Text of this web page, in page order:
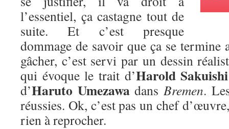
l’essentiel, ça castagne tout de
suite. Et c’est presque
dommage de savoir que ça se
gâcher, c’est servi par un dessin
qui évoque le trait d’Harold Sakuishi
d’Haruto UmezawadansBremen.
réussies. Ok, c’est pas un chef
rien à reprocher.